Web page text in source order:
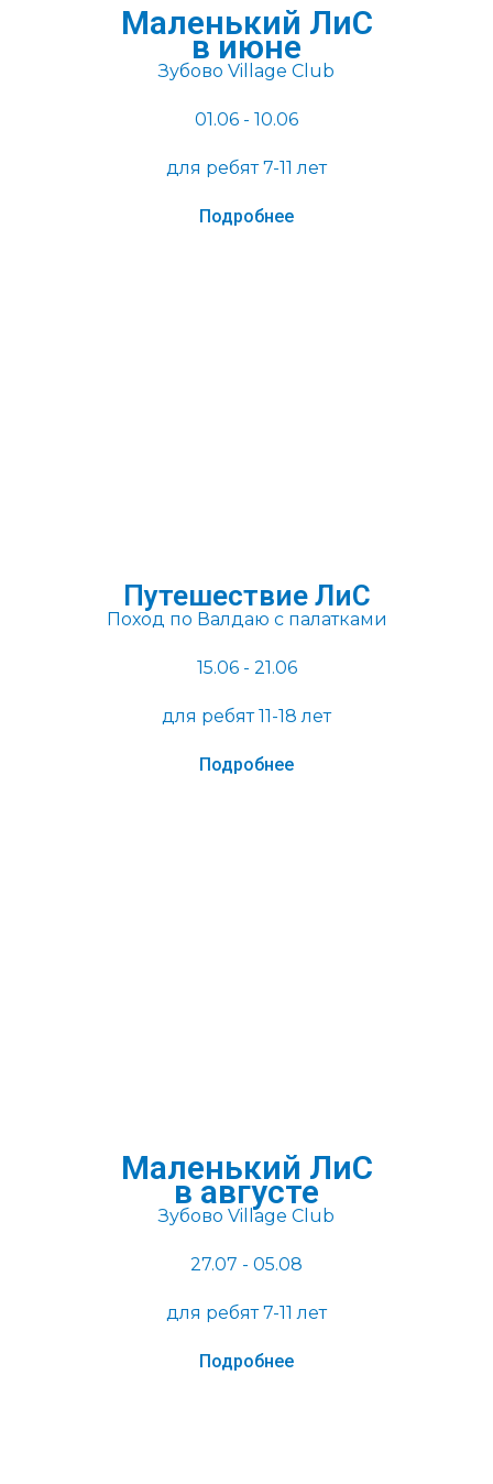
Маленький ЛиС
в июне
Зубово Village Club
01.06 - 10.06
для ребят 7-11 лет
Подробнее
Путешествие ЛиС
Поход по Валдаю с палатками
15.06 - 21.06
для ребят 11-18 лет
Подробнее
Маленький ЛиС
в августе
Зубово Village Club
27.07 - 05.08
для ребят 7-11 лет
Подробнее